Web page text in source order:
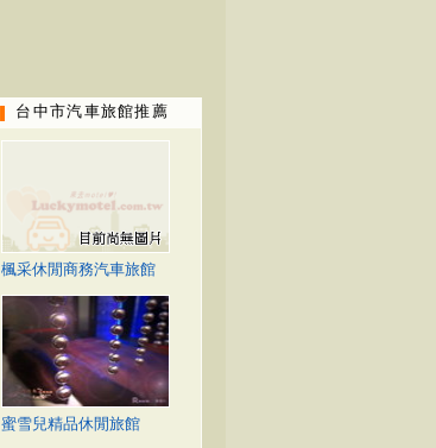
台中市汽車旅館推薦
楓采休閒商務汽車旅館
蜜雪兒精品休閒旅館